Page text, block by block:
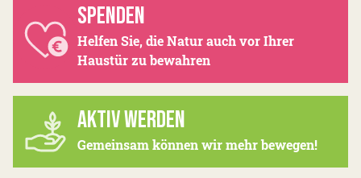
SPENDEN
Helfen Sie, die Natur auch vor Ihrer
Haustür zu bewahren
AKTIV WERDEN
Gemeinsam können wir mehr bewegen!